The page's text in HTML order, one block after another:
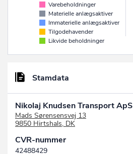
Varebeholdninger
Materielle anlægsaktiver
Immaterielle anlægsaktiver
Tilgodehavender
Likvide beholdninger
Stamdata
Nikolaj Knudsen Transport ApS
Mads Sørensensvej 13
9850 Hirtshals, DK
CVR-nummer
42488429